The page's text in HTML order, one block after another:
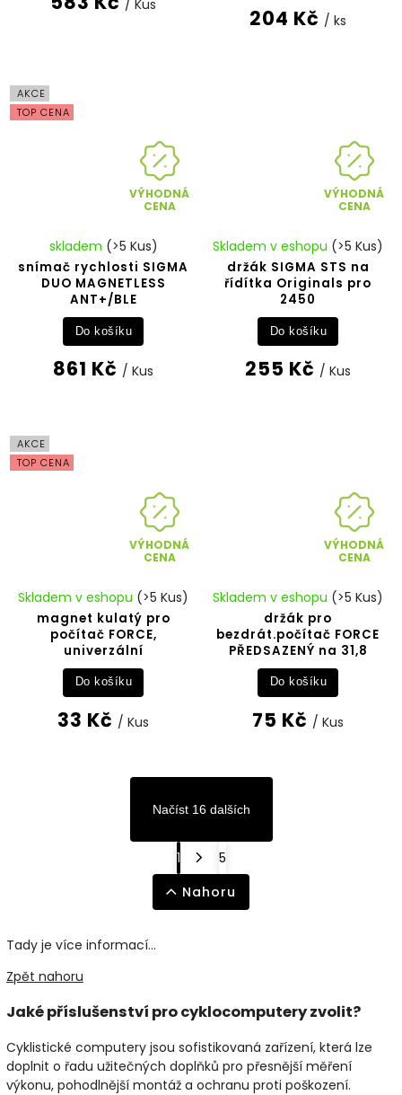
/ Kus
204 Kč / ks
AKCE
TOP CENA
VÝHODNÁ
CENA
snímač rychlosti SIGMA
DUO MAGNETLESS
ANT+/BLE
skladem (>5 Kus)
861 Kč / Kus
Do košíku
VÝHODNÁ
CENA
držák SIGMA STS na
řídítka Originals pro
2450
Skladem v eshopu (>5 Kus)
255 Kč / Kus
Do košíku
AKCE
TOP CENA
VÝHODNÁ
CENA
magnet kulatý pro
počítač FORCE,
univerzální
Skladem v eshopu (>5 Kus)
33 Kč / Kus
Do košíku
VÝHODNÁ
CENA
držák pro
bezdrát.počítač FORCE
PŘEDSAZENÝ na 31,8
Skladem v eshopu (>5 Kus)
75 Kč / Kus
Do košíku
Načíst 16 dalších
1
5
Nahoru
Tady je více informací...
Zpět nahoru
Jaké příslušenství pro cyklocomputery zvolit?
Cyklistické computery jsou sofistikovaná zařízení, která lze
doplnit o řadu užitečných doplňků pro přesnější měření
výkonu, pohodlnější montáž a ochranu proti poškození.